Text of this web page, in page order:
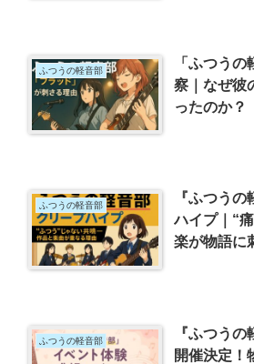
ふつうの軽音部
「ふつう
察｜なぜ彼
ったのか？
ふつうの軽音部
『ふつう
ハイプ｜“
楽が物語に
ふつうの軽音部
『ふつう
開催決定！